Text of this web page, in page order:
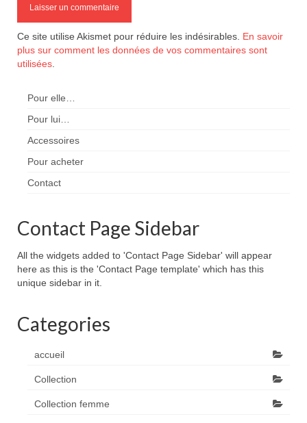
Ce site utilise Akismet pour réduire les indésirables. En savoir
plus sur comment les données de vos commentaires sont
utilisées
Pour elle…
Pour lui…
Accessoires
Pour acheter
Contact
Contact Page Sidebar
All the widgets added to 'Contact Page Sidebar' will appear
here as this is the 'Contact Page template' which has this
unique sidebar in it.
Categories
accueil
Collection
Collection femme